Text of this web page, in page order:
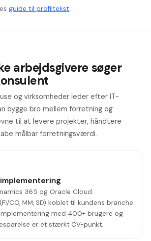
guide til profiltekst.
arbejdsgivere søger
og virksomheder leder efter IT-
bygge bro mellem forretning og
til at levere projekter, håndtere
målbar forretningsværdi.
365 og Oracle Cloud.
CO, MM, SD) koblet til kundens branche
med 400+ brugere og
er et stærkt CV-punkt.